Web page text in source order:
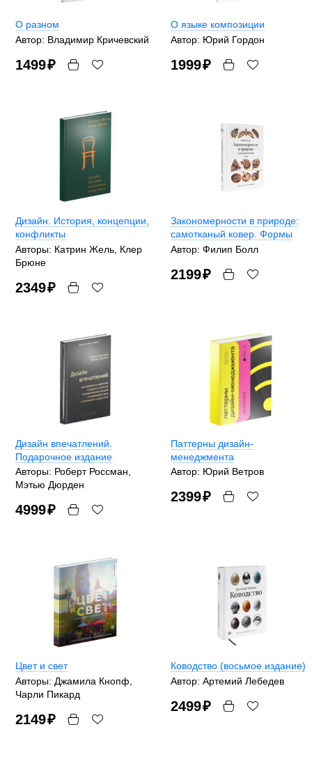
О разном
Автор: Владимир Кричевский
1499₽
О языке композиции
Автор: Юрий Гордон
1999₽
Дизайн. История, концепции,
конфликты
Авторы: Катрин Жель, Клер
Брюне
2349₽
Закономерности в природе:
самотканый ковер. Формы
Автор: Филип Болл
2199₽
Дизайн впечатлений.
Подарочное издание
Авторы: Роберт Россман,
Мэтью Дюрден
4999₽
Паттерны дизайн-
менеджмента
Автор: Юрий Ветров
2399₽
Цвет и свет
Авторы: Джамила Кнопф,
Чарли Пикард
2149₽
Ководство (восьмое издание)
Автор: Артемий Лебедев
2499₽